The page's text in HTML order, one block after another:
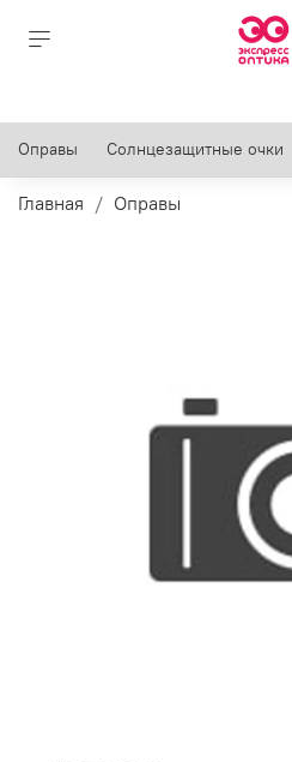
Оправы Солнцезащитные очки
Главная Оправы